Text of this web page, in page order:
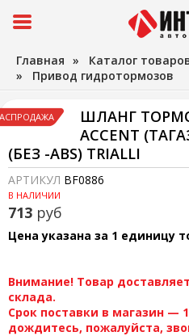
Главная » Каталог
» Привод гидротормозов
ШЛАНГ
ACCENT
(БЕЗ -ABS) TRIALLI
АРТИКУЛ BF0886
В НАЛИЧИИ
713 руб
Цена указана за 1 единицу
Внимание! Товар
склада.
Срок поставки в магазин —
дождитесь, пожалуйста,